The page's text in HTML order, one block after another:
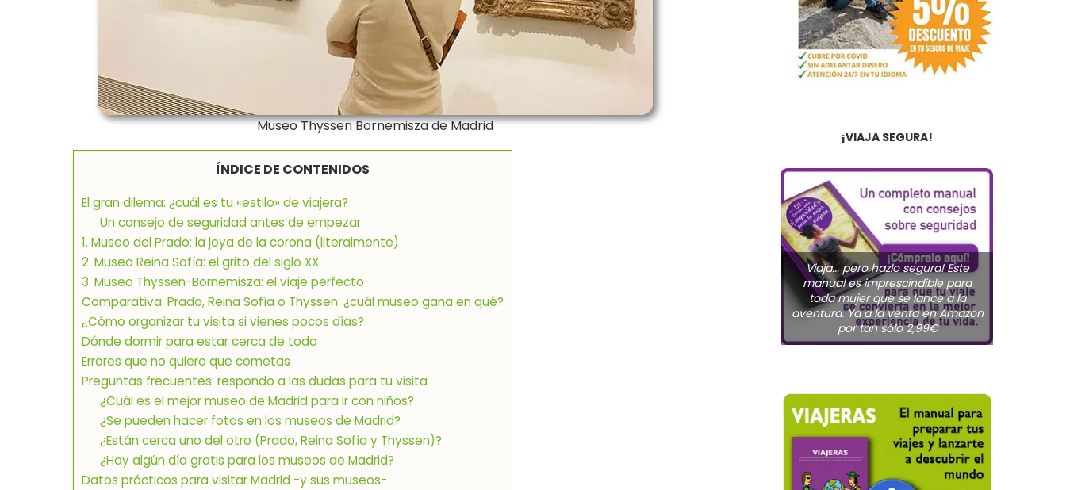
Museo Thyssen Bornemisza de Madrid
ÍNDICE DE CONTENIDOS
El gran dilema: ¿cuál es tu «estilo» de viajera?
Un consejo de seguridad antes de empezar
1. Museo del Prado: la joya de la corona (literalmente)
2. Museo Reina Sofía: el grito del siglo XX
3. Museo Thyssen-Bornemisza: el viaje perfecto
Comparativa. Prado, Reina Sofía o Thyssen: ¿cuál museo gana en qué?
¿Cómo organizar tu visita si vienes pocos días?
Dónde dormir para estar cerca de todo
Errores que no quiero que cometas
Preguntas frecuentes: respondo a las dudas para tu visita
¿Cuál es el mejor museo de Madrid para ir con niños?
¿Se pueden hacer fotos en los museos de Madrid?
¿Están cerca uno del otro (Prado, Reina Sofía y Thyssen)?
¿Hay algún día gratis para los museos de Madrid?
Datos prácticos para visitar Madrid -y sus museos-
¡VIAJA SEGURA!
Viaja... pero hazlo segura! Este
manual es imprescindible para
toda mujer que se lance a la
aventura. Ya a la venta en Amazon
por tan sólo 2,99€